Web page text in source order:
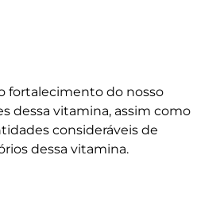
fortalecimento do nosso
dessa vitamina, assim como
consideráveis de
dessa vitamina.